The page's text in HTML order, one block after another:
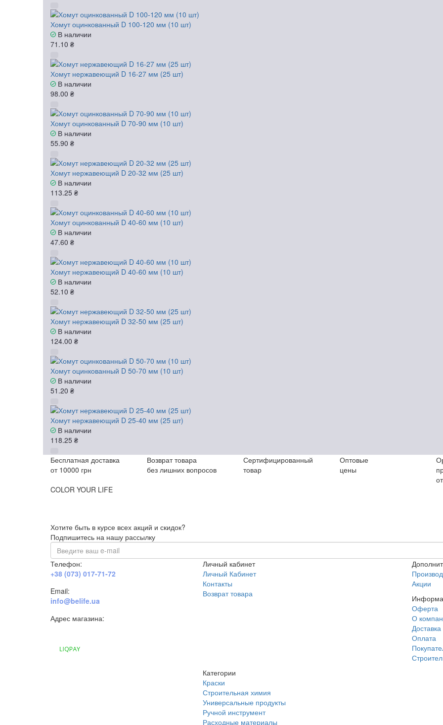
Хомут оцинкованный D 100-120 мм (10 шт)
В наличии
71.10 ₴
Хомут нержавеющий D 16-27 мм (25 шт)
В наличии
98.00 ₴
Хомут оцинкованный D 70-90 мм (10 шт)
В наличии
55.90 ₴
Хомут нержавеющий D 20-32 мм (25 шт)
В наличии
113.25 ₴
Хомут оцинкованный D 40-60 мм (10 шт)
В наличии
47.60 ₴
Хомут нержавеющий D 40-60 мм (10 шт)
В наличии
52.10 ₴
Хомут нержавеющий D 32-50 мм (25 шт)
В наличии
124.00 ₴
Хомут оцинкованный D 50-70 мм (10 шт)
В наличии
51.20 ₴
Хомут нержавеющий D 25-40 мм (25 шт)
В наличии
118.25 ₴
Бесплатная доставка
от 10000 грн
Возврат товара
без лишних вопросов
Сертифицированный
товар
Оптовые
цены
COLOR YOUR LIFE
Хотите быть в курсе всех акций и скидок?
Подпишитесь на нашу рассылку
Телефон:
+38 (073) 017-71-72
Email:
info@belife.ua
Адрес магазина:
Личный кабинет
Личный Кабинет
Контакты
Возврат товара
Акции
Оферта
О
Доставка
Оплата
Категории
Краски
Строительная химия
Универсальные продукты
Ручной инструмент
Расходные материалы